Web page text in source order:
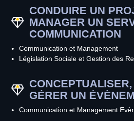
CONDUIRE UN
MANAGER UN
COMMUNICATION
Communication et Management
Législation Sociale et Gestion des
GÉRER UN
Communication et Management